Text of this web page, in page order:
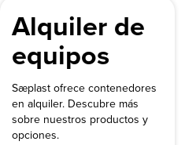
Alquiler de
equipos
Sæplast ofrece contenedores
en alquiler. Descubre más
sobre nuestros productos y
opciones.